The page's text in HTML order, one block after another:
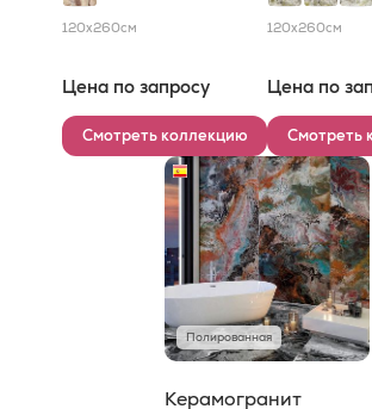
120x260см
Цена по запросу
Смотреть коллекцию
120x260см
Цена по
Смотреть
Полированная
Керамогранит